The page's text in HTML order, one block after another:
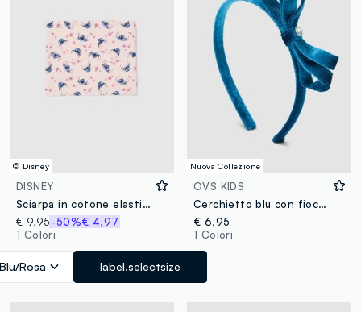
© Disney
DISNEY
Sciarpa in cotone elasticizzato multicolor da bambina con stampa
€ 9,95-50%€ 4,97
1 Colori
Blu/Rosa label.selectsize
Nuova Collezione
OVS KIDS
Cerchietto blu con fiocco per bambina e ragazza
€ 6,95
1 Colori